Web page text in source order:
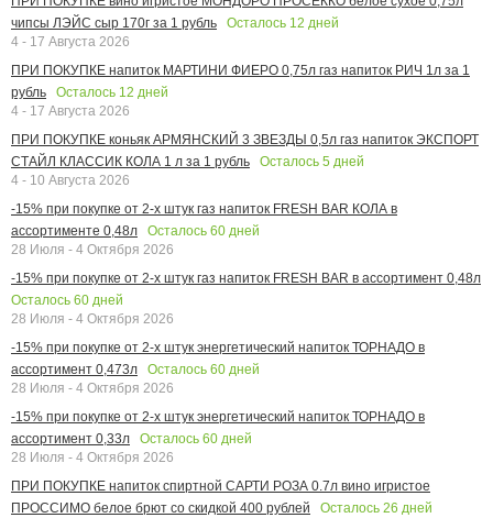
чипсы ЛЭЙС сыр 170г за 1 рубль
Осталось 12 дней
4 - 17 Августа 2026
ПРИ ПОКУПКЕ напиток МАРТИНИ ФИЕРО 0,75л газ напиток РИЧ 1л за 1
рубль
Осталось 12 дней
4 - 17 Августа 2026
ПРИ ПОКУПКЕ коньяк АРМЯНСКИЙ 3 ЗВЕЗДЫ 0,5л газ напиток ЭКСПОРТ
СТАЙЛ КЛАССИК КОЛА 1 л за 1 рубль
Осталось 5 дней
4 - 10 Августа 2026
-15% при покупке от 2-х штук газ напиток FRESH BAR КОЛА в
ассортименте 0,48л
Осталось 60 дней
28 Июля - 4 Октября 2026
-15% при покупке от 2-х штук газ напиток FRESH BAR в ассортимент 0,48л
Осталось 60 дней
28 Июля - 4 Октября 2026
-15% при покупке от 2-х штук энергетический напиток ТОРНАДО в
ассортимент 0,473л
Осталось 60 дней
28 Июля - 4 Октября 2026
-15% при покупке от 2-х штук энергетический напиток ТОРНАДО в
ассортимент 0,33л
Осталось 60 дней
28 Июля - 4 Октября 2026
ПРИ ПОКУПКЕ напиток спиртной САРТИ РОЗА 0.7л вино игристое
ПРОССИМО белое брют со скидкой 400 рублей
Осталось 26 дней